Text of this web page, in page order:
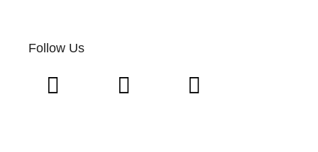
Follow Us